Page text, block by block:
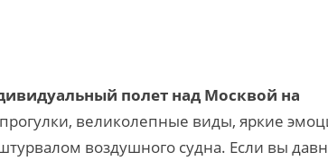
полет над Москвой на
великолепные виды, яркие
воздушного судна. Если вы